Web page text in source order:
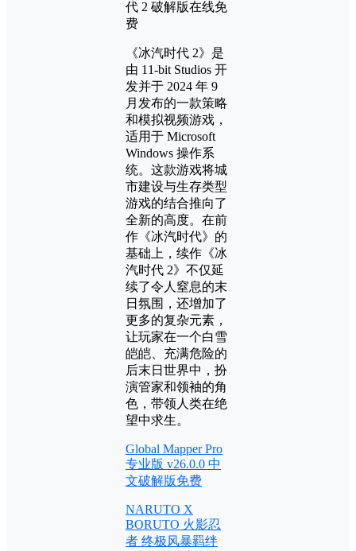
《冰汽时代 2》是
由 11-bit Studios 开
发并于 2024 年 9
月发布的一款策略
和模拟视频游戏，
适用于 Microsoft
Windows 操作系
统。这款游戏将城
市建设与生存类型
游戏的结合推向了
全新的高度。在前
作《冰汽时代》的
基础上，续作《冰
汽时代 2》不仅延
续了令人窒息的末
日氛围，还增加了
更多的复杂元素，
让玩家在一个白雪
皑皑、充满危险的
后末日世界中，扮
演管家和领袖的角
色，带领人类在绝
望中求生。
Global Mapper Pro
专业版 v26.0.0 中
文破解版免费
NARUTO X
BORUTO 火影忍
者 终极风暴羁绊